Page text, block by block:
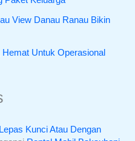
View Danau Ranau Bikin
Untuk Operasional
Kunci Atau Dengan